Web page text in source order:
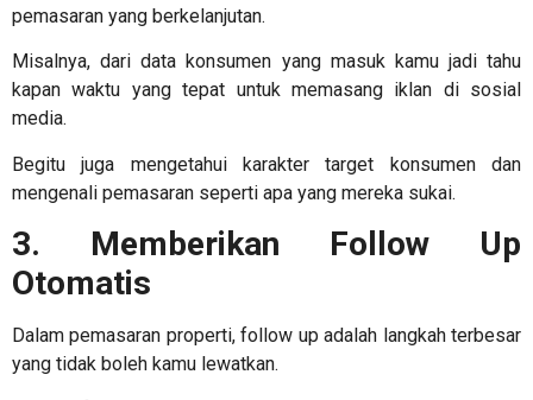
pemasaran yang berkelanjutan.
Misalnya, dari data konsumen yang masuk kamu jadi tahu
kapan waktu yang tepat untuk memasang iklan di sosial
media.
Begitu juga mengetahui karakter target konsumen dan
mengenali pemasaran seperti apa yang mereka sukai.
3. Memberikan Follow Up
Otomatis
Dalam pemasaran properti, follow up adalah langkah terbesar
yang tidak boleh kamu lewatkan.